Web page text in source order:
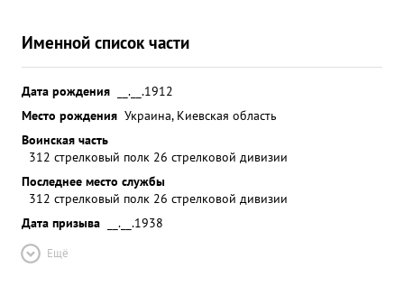
Именной список части
Дата рождения
__.__.1912
Место рождения Украина, Киевская область
Воинская часть
312 стрелковый полк 26 стрелковой дивизии
Последнее место службы
312 стрелковый полк 26 стрелковой дивизии
Дата призыва
__.__.1938
Ещё